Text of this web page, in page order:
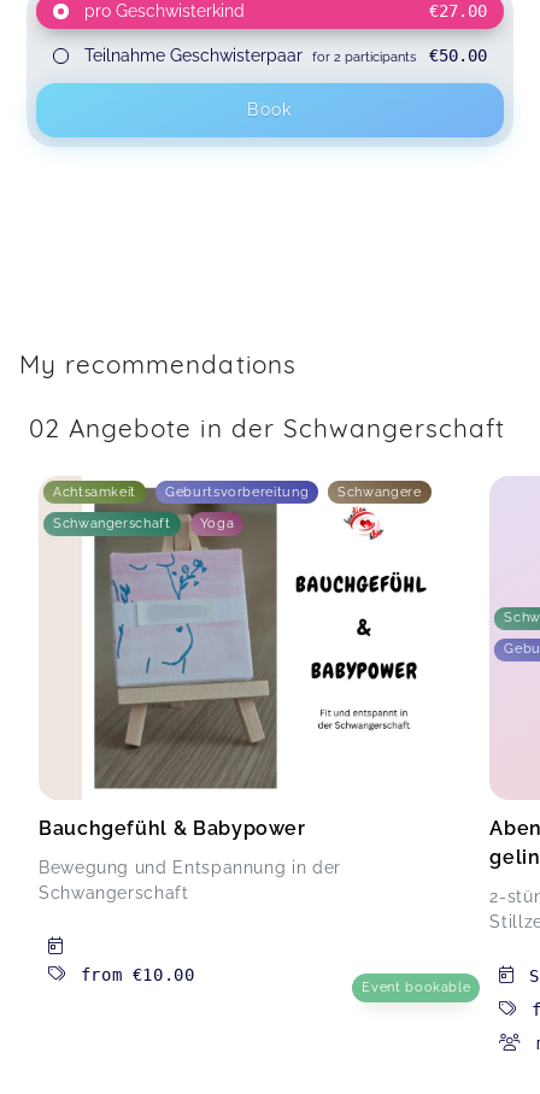
pro Geschwisterkind €27.00
Teilnahme Geschwisterpaar for 2 participants €50.00
Book
My recommendations
02 Angebote in der Schwangerschaft
Achtsamkeit Geburtsvorbereitung Schwangere
Schwangerschaft Yoga
Bauchgefühl & Babypower
Bewegung und Entspannung in der
Schwangerschaft
from €10.00
Event bookable
2-